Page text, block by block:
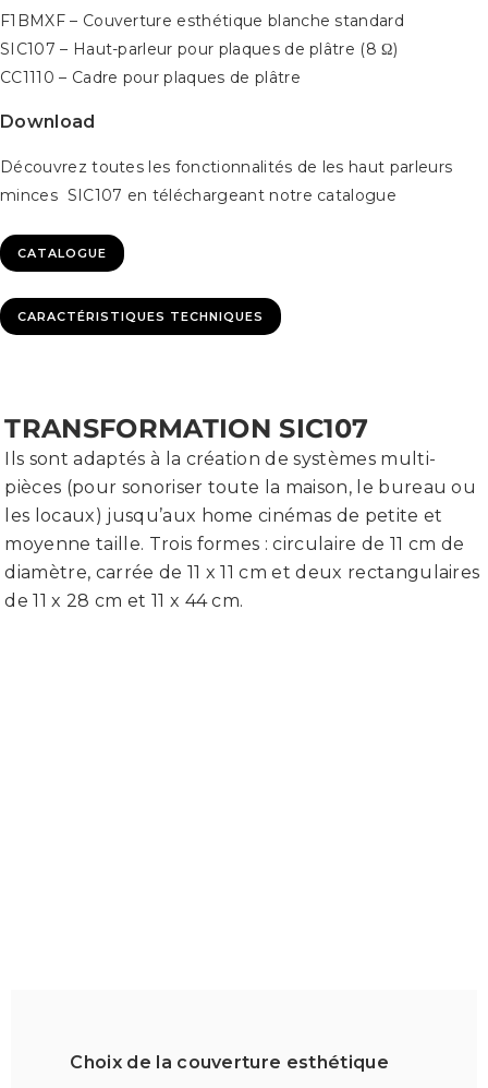
F1BMXF – Couverture esthétique blanche standard
SIC107 – Haut-parleur pour plaques de plâtre (8 Ω)
CC1110 – Cadre pour plaques de plâtre
Download
Découvrez toutes les fonctionnalités de les haut parleurs
minces SIC107 en téléchargeant notre catalogue
CATALOGUE
CARACTÉRISTIQUES TECHNIQUES
TRANSFORMATION SIC107
Ils sont adaptés à la création de systèmes multi-
pièces (pour sonoriser toute la maison, le bureau ou
les locaux) jusqu’aux home cinémas de petite et
moyenne taille. Trois formes : circulaire de 11 cm de
diamètre, carrée de 11 x 11 cm et deux rectangulaires
de 11 x 28 cm et 11 x 44 cm.
Choix de la couverture esthétique